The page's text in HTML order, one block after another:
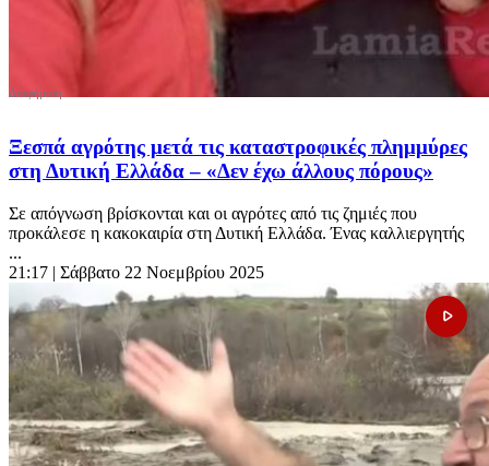
Ξεσπά αγρότης μετά τις καταστροφικές πλημμύρες
στη Δυτική Ελλάδα – «Δεν έχω άλλους πόρους»
Σε απόγνωση βρίσκονται και οι αγρότες από τις ζημιές που
προκάλεσε η κακοκαιρία στη Δυτική Ελλάδα. Ένας καλλιεργητής
...
21:17 | Σάββατο 22 Νοεμβρίου 2025